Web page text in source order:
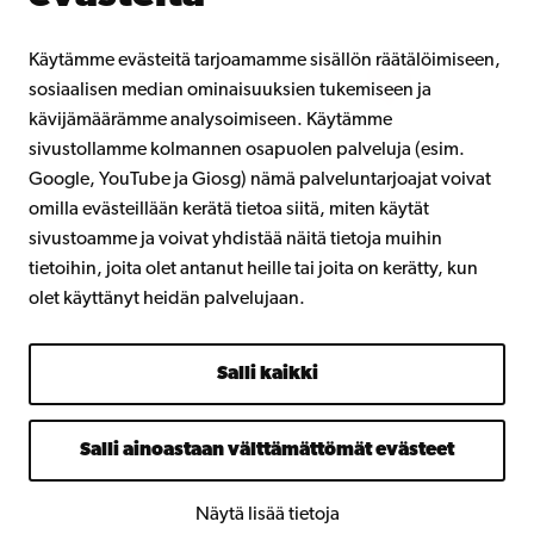
Käytämme evästeitä tarjoamamme sisällön räätälöimiseen,
sosiaalisen median ominaisuuksien tukemiseen ja
kävijämäärämme analysoimiseen. Käytämme
sivustollamme kolmannen osapuolen palveluja (esim.
Google, YouTube ja Giosg) nämä palveluntarjoajat voivat
omilla evästeillään kerätä tietoa siitä, miten käytät
sivustoamme ja voivat yhdistää näitä tietoja muihin
tietoihin, joita olet antanut heille tai joita on kerätty, kun
olet käyttänyt heidän palvelujaan.
Salli kaikki
Salli ainoastaan välttämättömät evästeet
Näytä lisää tietoja
Facebook Instagram YouTube LinkedIn Blog Snapchat